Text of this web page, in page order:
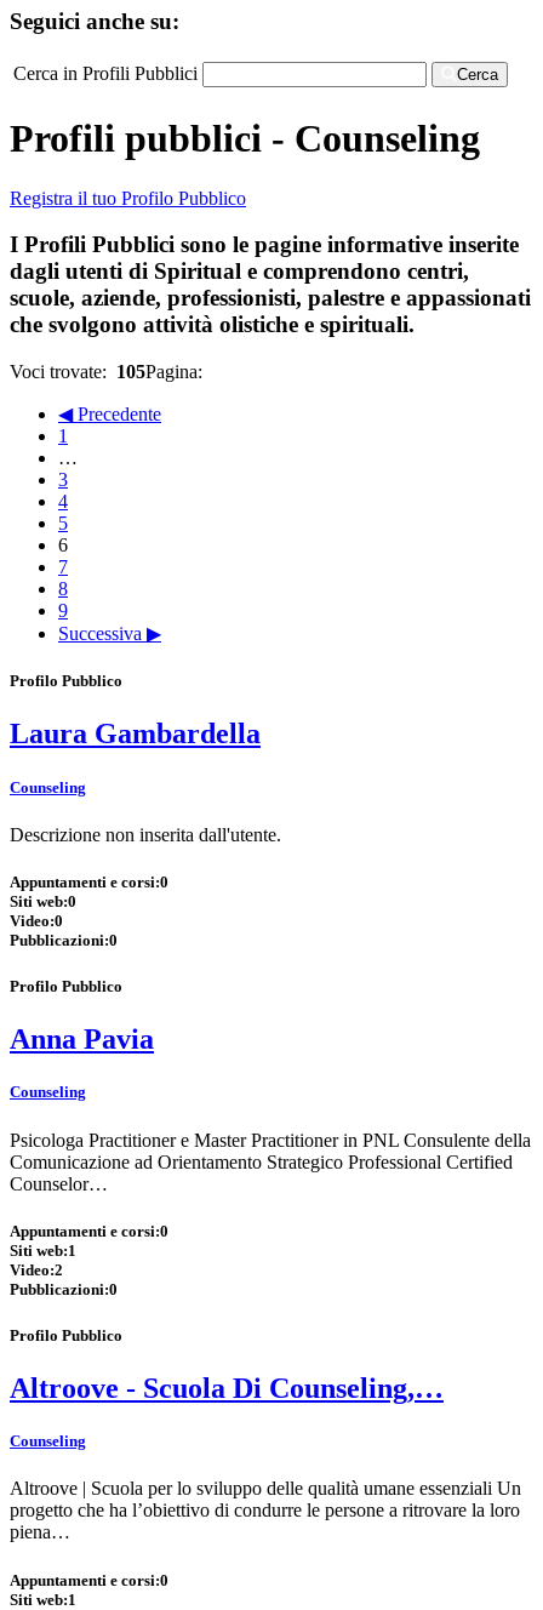
Seguici anche su:
Cerca in Profili Pubblici Cerca
Profili pubblici - Counseling
Registra il tuo Profilo Pubblico
I Profili Pubblici sono le pagine informative inserite
dagli utenti di Spiritual e comprendono centri,
scuole, aziende, professionisti, palestre e appassionati
che svolgono attività olistiche e spirituali.
Voci trovate: 105Pagina:
◀ Precedente
1
…
3
4
5
6
7
8
9
Successiva ▶
Profilo Pubblico
Laura Gambardella
Counseling
Descrizione non inserita dall'utente.
Appuntamenti e corsi:0
Siti web:0
Video:0
Pubblicazioni:0
Profilo Pubblico
Anna Pavia
Counseling
Psicologa Practitioner e Master Practitioner in PNL Consulente della
Comunicazione ad Orientamento Strategico Professional Certified
Counselor…
Appuntamenti e corsi:0
Siti web:1
Video:2
Pubblicazioni:0
Profilo Pubblico
Altroove - Scuola Di Counseling,…
Counseling
Altroove | Scuola per lo sviluppo delle qualità umane essenziali Un
progetto che ha l’obiettivo di condurre le persone a ritrovare la loro
piena…
Appuntamenti e corsi:0
Siti web:1